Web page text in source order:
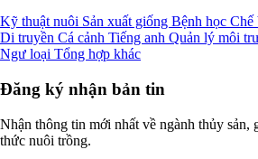
Kỹ thuật nuôi Sản xuất giống Bệnh học Chế
Di truyền Cá cảnh Tiếng anh Quản lý môi
Ngư loại Tổng hợp khác
Đăng ký nhận bản tin
Nhận thông tin mới nhất về ngành thủy sản,
thức nuôi trồng.